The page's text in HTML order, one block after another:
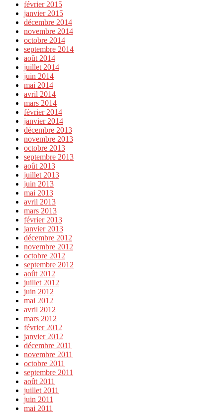
février 2015
janvier 2015
décembre 2014
novembre 2014
octobre 2014
septembre 2014
août 2014
juillet 2014
juin 2014
mai 2014
avril 2014
mars 2014
février 2014
janvier 2014
décembre 2013
novembre 2013
octobre 2013
septembre 2013
août 2013
juillet 2013
juin 2013
mai 2013
avril 2013
mars 2013
février 2013
janvier 2013
décembre 2012
novembre 2012
octobre 2012
septembre 2012
août 2012
juillet 2012
juin 2012
mai 2012
avril 2012
mars 2012
février 2012
janvier 2012
décembre 2011
novembre 2011
octobre 2011
septembre 2011
août 2011
juillet 2011
juin 2011
mai 2011